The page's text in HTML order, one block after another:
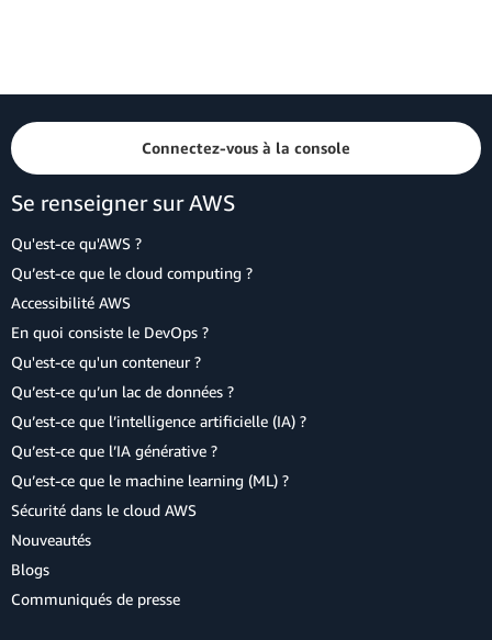
Connectez-vous à la console
Se renseigner sur AWS
Qu'est-ce qu'AWS ?
Qu’est-ce que le cloud computing ?
Accessibilité AWS
En quoi consiste le DevOps ?
Qu'est-ce qu'un conteneur ?
Qu’est-ce qu’un lac de données ?
Qu’est-ce que l’intelligence artificielle (IA) ?
Qu’est-ce que l’IA générative ?
Qu’est-ce que le machine learning (ML) ?
Sécurité dans le cloud AWS
Nouveautés
Blogs
Communiqués de presse